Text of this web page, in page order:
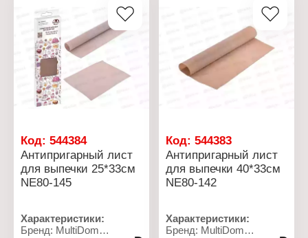
Материал: нержавеющая
сталь
Дно: индукционное,
капсулированное дно
Полировка: матовая
Мытье: ручная мойка
Использование в
духовке: нет
Материал ручек: бакелит
Код: 544384
Антипригарный лист
для выпечки 25*33см
NE80-145
Характеристики:
Бренд: MultiDom
Код:544383
Антипригарный лист
для выпечки 40*33см
NE80-142
Характеристики:
Бренд: MultiDom